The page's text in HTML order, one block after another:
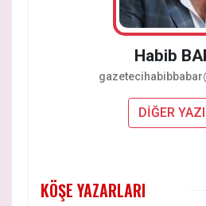
Habib
DİĞER
KÖŞE YAZARLARI